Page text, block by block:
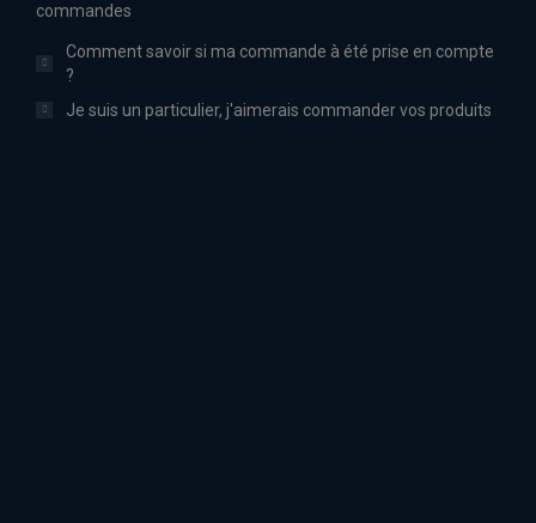
commandes
Comment savoir si ma commande à été prise en compte
?
Je suis un particulier, j'aimerais commander vos produits